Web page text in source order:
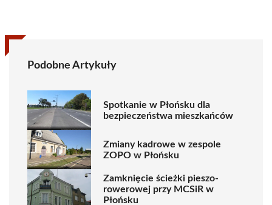
Podobne Artykuły
Spotkanie w Płońsku dla
bezpieczeństwa mieszkańców
Zmiany kadrowe w zespole
ZOPO w Płońsku
Zamknięcie ścieżki pieszo-
rowerowej przy MCSiR w
Płońsku